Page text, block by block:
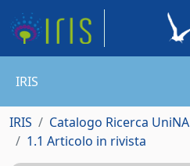
IRIS
IRIS Catalogo Ricerca UniNA
1.1 Articolo in rivista